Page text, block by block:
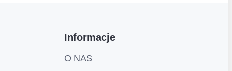
Informacje
O NAS